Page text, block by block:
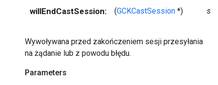
willEndCastSession: (GCKCastSession *)
Wywoływana przed zakończeniem sesji przesyłania
na żądanie lub z powodu błędu.
Parameters